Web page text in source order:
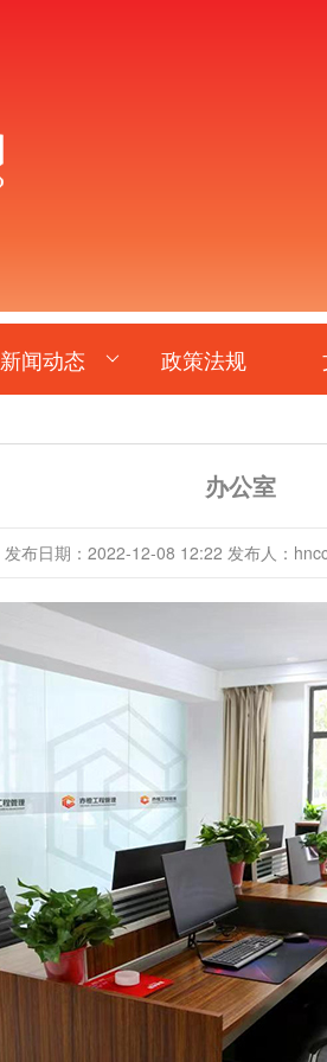
新闻动态 政策法规
办公室
发布日期：2022-12-08 12:22 发布人：